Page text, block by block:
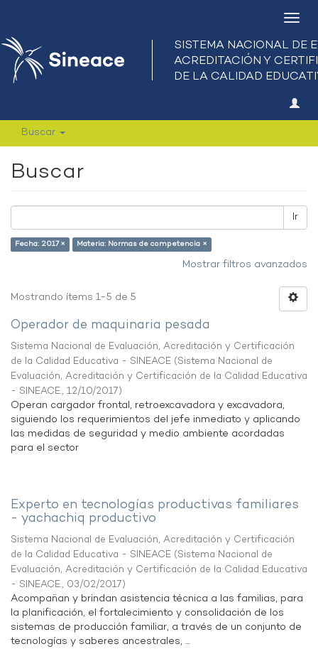
Buscar
Buscar
Ir
Fecha: 2017 × Materia: Normas de competencia ×
Mostrar filtros avanzados
Mostrando ítems 1-5 de 5
Operador de maquinaria pesada
Sistema Nacional de Evaluación, Acreditación y Certificación
de la Calidad Educativa - SINEACE (Sistema Nacional de
Evaluación, Acreditación y Certificación de la Calidad Educativa
- SINEACE., 12/10/2017)
Operan cargador frontal, retroexcavadora y excavadora,
siguiendo los requerimientos del jefe inmediato y aplicando
las medidas de seguridad y medio ambiente acordadas
para el sector
Experto en tecnologías productivas familiares
- yachachiq productivo
Sistema Nacional de Evaluación, Acreditación y Certificación
de la Calidad Educativa - SINEACE (Sistema Nacional de
Evaluación, Acreditación y Certificación de la Calidad Educativa
- SINEACE., 03/02/2017)
Acompañan y brindan asistencia técnica a las familias, para
la planificación, el fortalecimiento y consolidación de los
sistemas de producción familiar, a través de un conjunto de
tecnologías y saberes ancestrales, ...